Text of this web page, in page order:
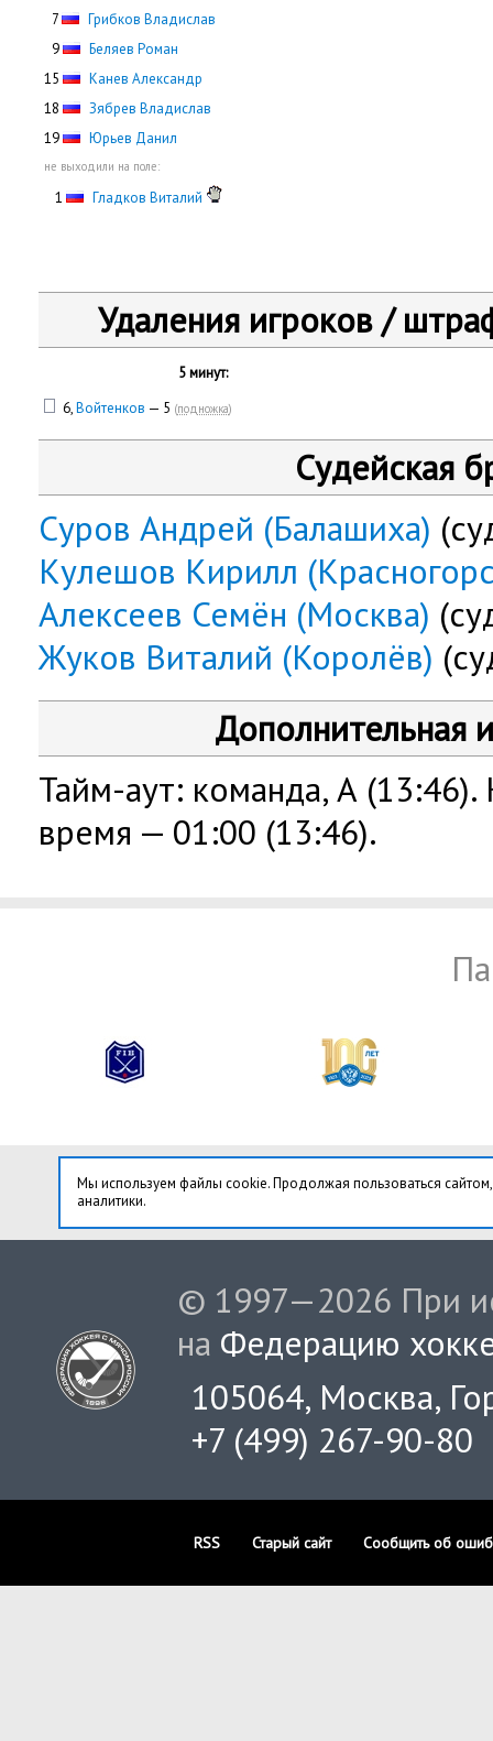
7
Грибков Владислав
9
Беляев Роман
15
Канев Александр
18
Зябрев Владислав
19
Юрьев Данил
не выходили на поле:
1 Гладков Виталий
Удаления игроков /
5 минут:
6,Войтенков — 5 (подножка)
Судейская
Суров Андрей (Балашиха)
Кулешов Кирилл
Алексеев Семён (Москва)
Жуков Виталий (Королёв)
Дополнительная
Тайм-аут: команда, А
время — 01:00 (13:46).
Мы используем файлы cookie. Продолжая пользоваться
аналитики.
© 1997—2026 При
на Федерацию
105064, Москва,
+7 (499) 267-90-80
RSS Старый сайт Сообщить об